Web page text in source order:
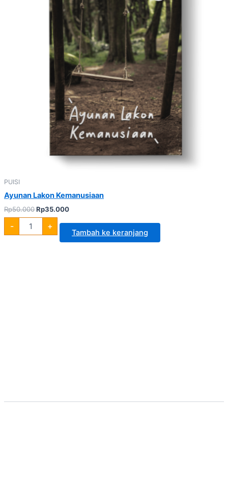
PUISI
Ayunan Lakon Kemanusiaan
Rp50.000Rp35.000
- +
Tambah ke keranjang